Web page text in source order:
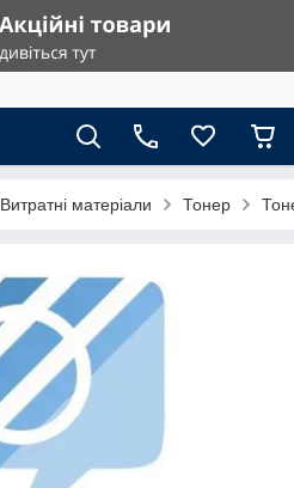
Витратні матеріали Тонер